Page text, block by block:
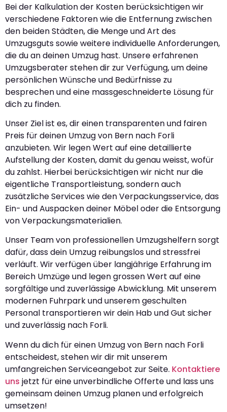
Bei der Kalkulation der Kosten berücksichtigen wir
verschiedene Faktoren wie die Entfernung zwischen
den beiden Städten, die Menge und Art des
Umzugsguts sowie weitere individuelle Anforderungen,
die du an deinen Umzug hast. Unsere erfahrenen
Umzugsberater stehen dir zur Verfügung, um deine
persönlichen Wünsche und Bedürfnisse zu
besprechen und eine massgeschneiderte Lösung für
dich zu finden.
Unser Ziel ist es, dir einen transparenten und fairen
Preis für deinen Umzug von Bern nach Forli
anzubieten. Wir legen Wert auf eine detaillierte
Aufstellung der Kosten, damit du genau weisst, wofür
du zahlst. Hierbei berücksichtigen wir nicht nur die
eigentliche Transportleistung, sondern auch
zusätzliche Services wie den Verpackungsservice, das
Ein- und Auspacken deiner Möbel oder die Entsorgung
von Verpackungsmaterialien.
Unser Team von professionellen Umzugshelfern sorgt
dafür, dass dein Umzug reibungslos und stressfrei
verläuft. Wir verfügen über langjährige Erfahrung im
Bereich Umzüge und legen grossen Wert auf eine
sorgfältige und zuverlässige Abwicklung. Mit unserem
modernen Fuhrpark und unserem geschulten
Personal transportieren wir dein Hab und Gut sicher
und zuverlässig nach Forli.
Wenn du dich für einen Umzug von Bern nach Forli
entscheidest, stehen wir dir mit unserem
umfangreichen Serviceangebot zur Seite. Kontaktiere
uns jetzt für eine unverbindliche Offerte und lass uns
gemeinsam deinen Umzug planen und erfolgreich
umsetzen!